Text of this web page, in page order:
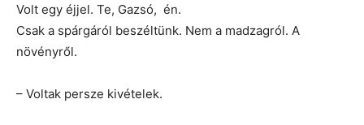
Volt egy éjjel. Te, Gazsó, én.
Csak a spárgáról beszéltünk. Nem a madzagról. A
növényről.
– Voltak persze kivételek.